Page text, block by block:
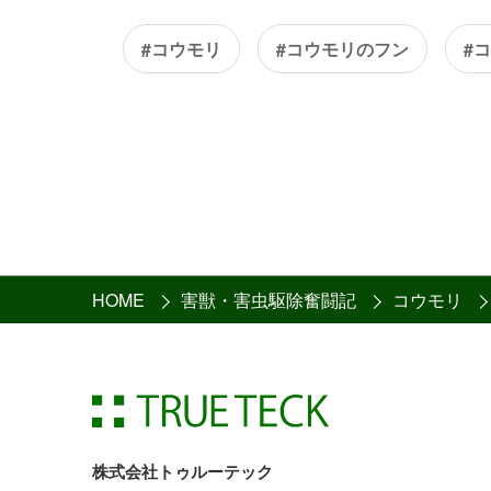
#コウモリ #コウモリのフン #
HOME 害獣・害虫駆除奮闘記 コウモリ
株式会社トゥルーテック